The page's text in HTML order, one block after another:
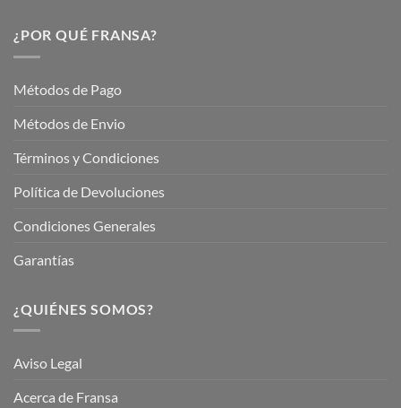
¿POR QUÉ FRANSA?
Métodos de Pago
Métodos de Envio
Términos y Condiciones
Política de Devoluciones
Condiciones Generales
Garantías
¿QUIÉNES SOMOS?
Aviso Legal
Acerca de Fransa